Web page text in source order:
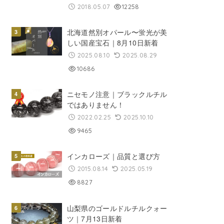
2018.05.07 12258
北海道然別オパール〜蛍光が美
しい国産宝石｜8月10日新着
2025.08.10
2025.08.29
10686
ニセモノ注意｜ブラックルチル
ではありません！
2022.02.25
2025.10.10
9465
インカローズ｜品質と選び方
2015.08.14
2025.05.19
8827
山梨県のゴールドルチルクォー
ツ｜7月13日新着